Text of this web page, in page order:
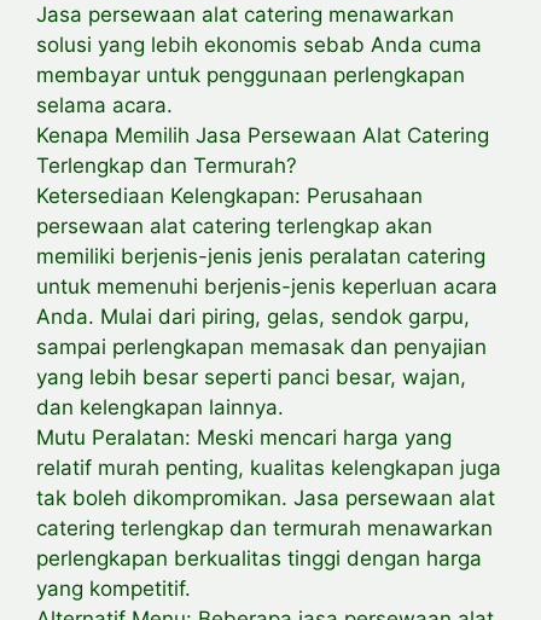
Jasa persewaan alat catering menawarkan
solusi yang lebih ekonomis sebab Anda cuma
membayar untuk penggunaan perlengkapan
selama acara.
Kenapa Memilih Jasa Persewaan Alat Catering
Terlengkap dan Termurah?
Ketersediaan Kelengkapan: Perusahaan
persewaan alat catering terlengkap akan
memiliki berjenis-jenis jenis peralatan catering
untuk memenuhi berjenis-jenis keperluan acara
Anda. Mulai dari piring, gelas, sendok garpu,
sampai perlengkapan memasak dan penyajian
yang lebih besar seperti panci besar, wajan,
dan kelengkapan lainnya.
Mutu Peralatan: Meski mencari harga yang
relatif murah penting, kualitas kelengkapan juga
tak boleh dikompromikan. Jasa persewaan alat
catering terlengkap dan termurah menawarkan
perlengkapan berkualitas tinggi dengan harga
yang kompetitif.